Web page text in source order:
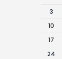
3
10
17
24